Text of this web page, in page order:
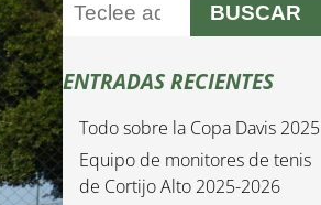
BUSCAR
ENTRADAS RECIENTES
Todo sobre la Copa Davis 2025
Equipo de monitores de tenis
de Cortijo Alto 2025-2026